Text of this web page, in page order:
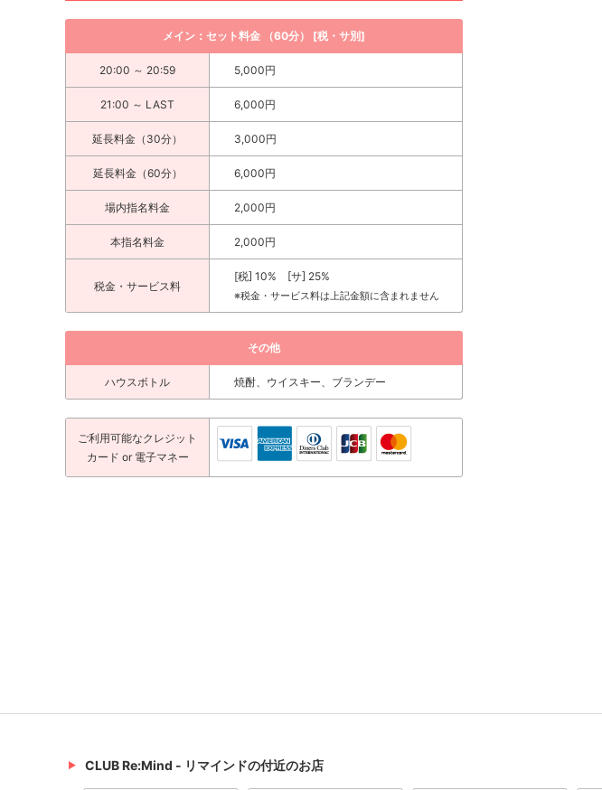
メイン：セット料金 （60分） [税・サ別]
20:00 ～ 20:59 5,000円
21:00 ～ LAST 6,000円
延長料金（30分） 3,000円
延長料金（60分） 6,000円
場内指名料金 2,000円
本指名料金 2,000円
税金・サービス料
[税] 10% [サ] 25%
※税金・サービス料は上記金額に含まれません
その他
ハウスボトル 焼酎、ウイスキー、ブランデー
ご利用可能なクレジット
カード or 電子マネー
CLUB Re:Mind - リマインドの付近のお店